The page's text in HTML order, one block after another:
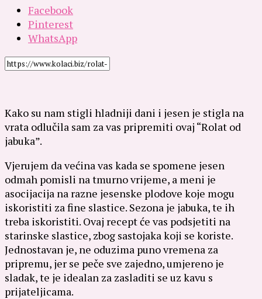
Facebook
Pinterest
WhatsApp
Kako su nam stigli hladniji dani i jesen je stigla na
vrata odlučila sam za vas pripremiti ovaj “Rolat od
jabuka”.
Vjerujem da većina vas kada se spomene jesen
odmah pomisli na tmurno vrijeme, a meni je
asocijacija na razne jesenske plodove koje mogu
iskoristiti za fine slastice. Sezona je jabuka, te ih
treba iskoristiti. Ovaj recept će vas podsjetiti na
starinske slastice, zbog sastojaka koji se koriste.
Jednostavan je, ne oduzima puno vremena za
pripremu, jer se peče sve zajedno, umjereno je
sladak, te je idealan za zasladiti se uz kavu s
prijateljicama.